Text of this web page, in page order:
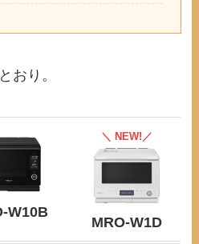
おり。
W10B
＼ NEW!／
MRO-W1D